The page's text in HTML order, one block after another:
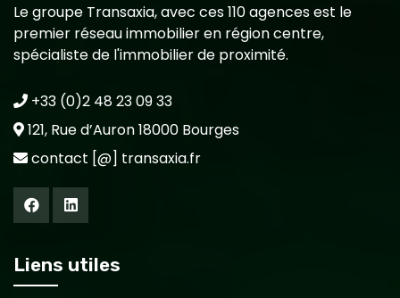
Le groupe Transaxia, avec ces 110 agences est le
premier réseau immobilier en région centre,
spécialiste de l'immobilier de proximité.
+33 (0)2 48 23 09 33
121, Rue d’Auron 18000 Bourges
contact [@] transaxia.fr
Liens utiles